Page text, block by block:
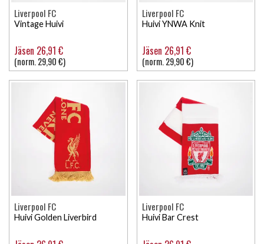
Liverpool FC
Vintage Huivi
Jäsen 26,91 €
(norm. 29,90 €)
Liverpool FC
Huivi YNWA Knit
Jäsen 26,91 €
(norm. 29,90 €)
Liverpool FC
Huivi Golden Liverbird
Liverpool FC
Huivi Bar Crest